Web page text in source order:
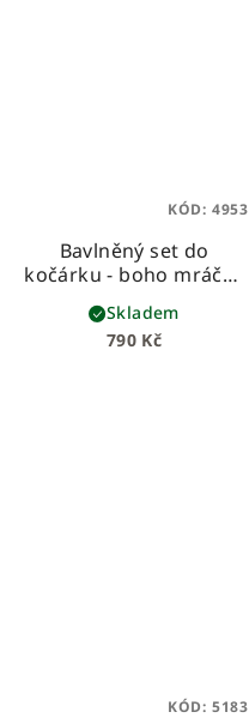
Bavlněný set do
kočárku - boho mráčky
s bílou vaflí
790 Kč
Skladem
KÓD: 4953
KÓD: 5183